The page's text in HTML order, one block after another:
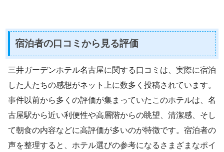
宿泊者の口コミから見る評価
三井ガーデンホテル名古屋に関する口コミは、実際に宿泊
した人たちの感想がネット上に数多く投稿されています。
事件以前から多くの評価が集まっていたこのホテルは、名
古屋駅から近い利便性や高層階からの眺望、清潔感、そし
て朝食の内容などに高評価が多いのが特徴です。宿泊者の
声を整理すると、ホテル選びの参考になるさまざまなポイ